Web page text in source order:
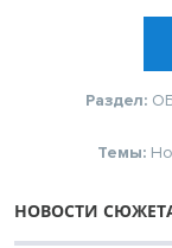
Раздел:
Темы:
НОВОСТИ